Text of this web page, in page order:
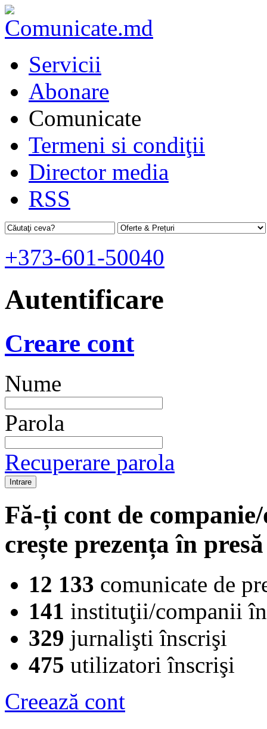
Servicii
Abonare
Comunicate
Termeni si condiţii
Director media
RSS
+373-601-50040
Autentificare
Creare cont
Nume
Parola
Recuperare parola
Fă-ți cont de
crește prezența în
12 133 comunicate de
141 instituţii/companii
329 jurnalişti înscrişi
475 utilizatori înscrişi
Creează cont